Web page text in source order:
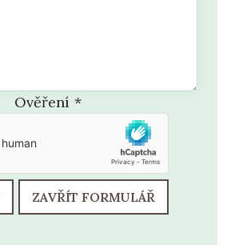
Ověření *
ZAVŘÍT FORMULÁŘ